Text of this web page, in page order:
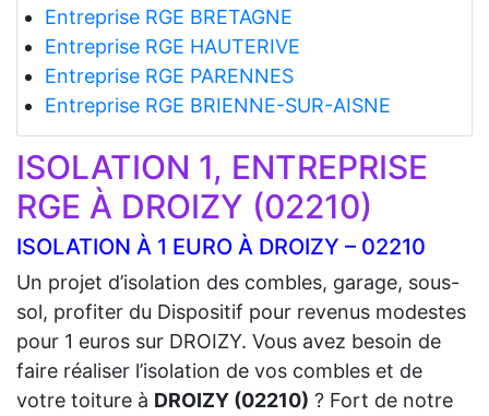
Entreprise RGE BRETAGNE
Entreprise RGE HAUTERIVE
Entreprise RGE PARENNES
Entreprise RGE BRIENNE-SUR-AISNE
ISOLATION 1, ENTREPRISE
RGE À DROIZY (02210)
ISOLATION À 1 EURO À DROIZY – 02210
Un projet d’isolation des combles, garage, sous-
sol, profiter du Dispositif pour revenus modestes
pour 1 euros sur DROIZY. Vous avez besoin de
faire réaliser l’isolation de vos combles et de
votre toiture à DROIZY (02210) ? Fort de notre